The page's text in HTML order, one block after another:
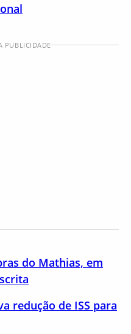
PUBLICIDADE
do Mathias, em
redução de ISS para